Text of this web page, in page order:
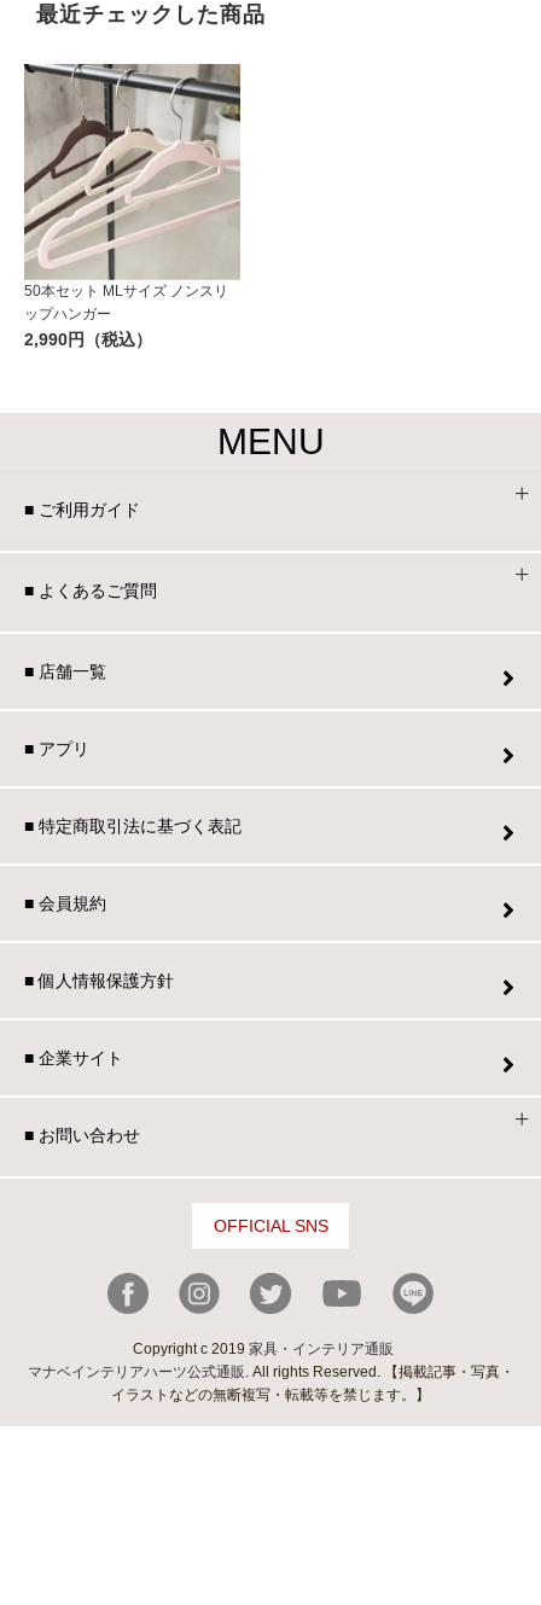
最近チェックした商品
50本セット MLサイズ ノンスリ
ップハンガー
2,990円（税込）
MENU
■ ご利用ガイド
■ よくあるご質問
■ 店舗一覧
■ アプリ
■ 特定商取引法に基づく表記
■ 会員規約
■ 個人情報保護方針
■ 企業サイト
■ お問い合わせ
OFFICIAL SNS
Copyright c 2019 家具・インテリア通販
マナベインテリアハーツ公式通販 . All rights Reserved. 【掲載記事・写真・
イラストなどの無断複写・転載等を禁じます。】